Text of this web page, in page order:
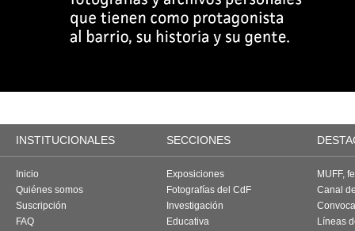
INSTITUCIONALES SECCIONES
Inicio
Quiénes somos
Suscripción
FAQ
Exposiciones
Fotografías del CdF
Investigación
Educativa
MUFF,
Canal
Líneas